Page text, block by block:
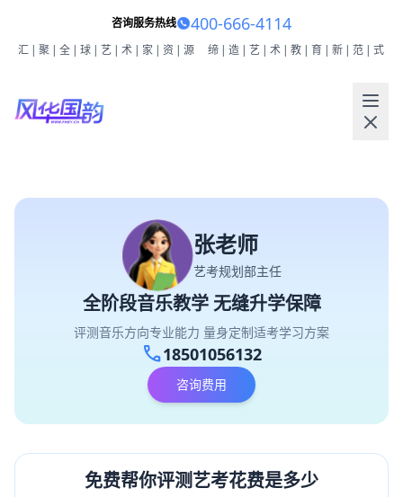
咨询服务热线 400-666-4114
汇|聚|全|球|艺|术|家|资|源 缔|造|艺|术|教|育|新|范|式
张老师
艺考规划部主任
全阶段音乐教学 无缝升学保障
评测音乐方向专业能力 量身定制适考学习方案
call18501056132
咨询费用
免费帮你评测艺考花费是多少